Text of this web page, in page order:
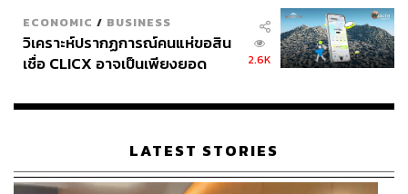
ECONOMIC / BUSINESS
วิเคราะห์ปรากฏการณ์คนแห่ขอสิน
เชื่อ CLICX อาจเป็นเพียงยอด
เรือนไทยที่ถูกซุกไว้
2.6K
LATEST STORIES